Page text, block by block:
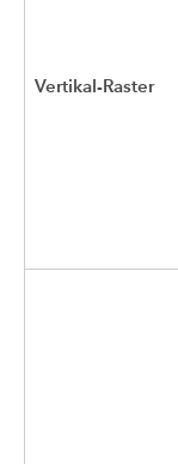
Vertikal-Raster